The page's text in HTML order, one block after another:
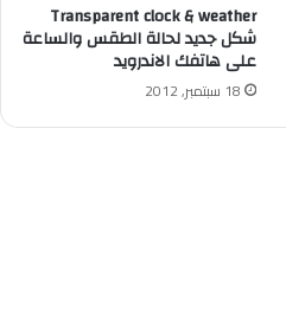
Transparent clock & weather
شكل جديد لحالة الطقس والساعة
على هاتفك الاندرويد
18 سبتمبر, 2012